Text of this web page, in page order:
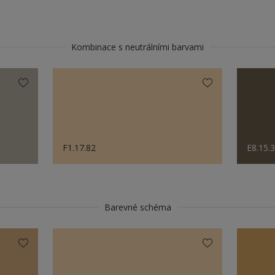
Kombinace s neutrálními barvami
F1.17.82
Barevné schéma